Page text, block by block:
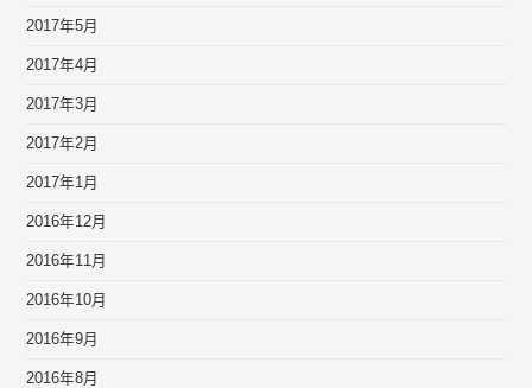
2017年5月
2017年4月
2017年3月
2017年2月
2017年1月
2016年12月
2016年11月
2016年10月
2016年9月
2016年8月